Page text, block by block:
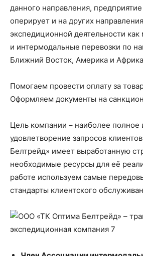
данного направления,
оперирует и на других
экспедиционной деятельности
и интермодальные перевозки по
Ближний Восток, Америка и
Помогаем провести оплату за
Оформляем документы на
Цель компании – наиболее полное
удовлетворение запросов
Белтрейд» имеет выработанную
необходимые ресурсы для её
работе используем самые
стандарты клиентского